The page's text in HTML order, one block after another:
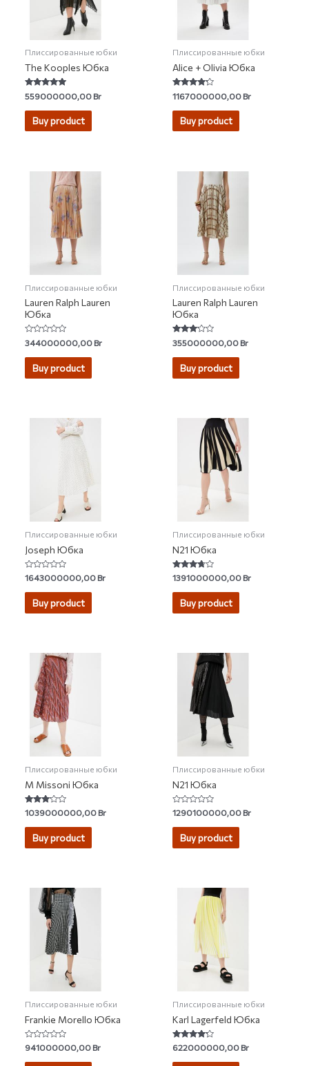
Плиссированные юбки
The Kooples Юбка
Rated
4.75
out of 5
559000000,00Br
Buy product
Плиссированные юбки
Alice + Olivia Юбка
Rated
4.00
out of 5
1167000000,00Br
Buy product
Плиссированные юбки
Lauren Ralph Lauren
Юбка
Rated
0
out
344000000,00Br
Buy product
Плиссированные юбки
Lauren Ralph Lauren
Юбка
Rated
3.00
out of 5
355000000,00Br
Buy product
Плиссированные юбки
Joseph Юбка
Rated
0
out
1643000000,00Br
Buy product
Плиссированные юбки
N21 Юбка
Rated
3.50
out of 5
1391000000,00Br
Buy product
Плиссированные юбки
M Missoni Юбка
Rated
3.00
out of 5
1039000000,00Br
Buy product
Плиссированные юбки
N21 Юбка
Rated
0
out
1290100000,00Br
Buy product
Плиссированные юбки
Frankie Morello Юбка
Rated
0
out
941000000,00Br
Плиссированные юбки
Karl Lagerfeld Юбка
Rated
4.00
out of 5
622000000,00Br